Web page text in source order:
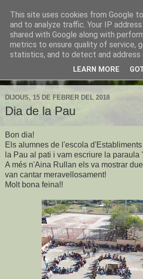
CEIP
L'espai web de l'escola d'Establiments
DIJOUS, 15 DE FEBRER DEL 2018
Dia de la Pau
Bon dia!
Els alumnes de l'escola
la Pau al pati i vam escriure la paraula
A més n'Aina Rullan els va mostrar
van cantar meravellosament!
Molt bona feina!!
This site uses cookies from Google
and to analyze traffic. Your IP
shared with Google along with
metrics to ensure quality of service,
statistics, and to detect and address
LEARN MORE